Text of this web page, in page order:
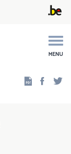
MENU